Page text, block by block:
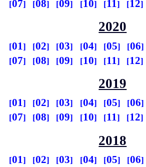
07 08 09 10 11 12
2020
01 02 03 04 05
06
07
08 09 10 11 12
2019
01 02 03 04 05
06
07
08 09 10 11 12
2018
01 02 03 04 05
06